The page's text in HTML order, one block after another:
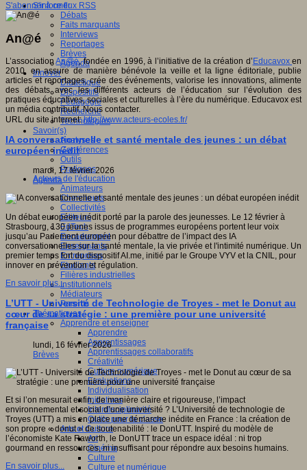
S'informer
Débats
Faits marquants
Interviews
Reportages
Brèves
Agenda
Innover
Didactique
Dispositifs
Pédagogie
Recherche
Technologies
Savoir(s)
Analyses
Conférences
Outils
Pratiques
Acteurs de l'éducation
Animateurs
Chercheurs
Collectivités
Editeurs
EdTech
Encadrement
Enseignants
Entreprises
Etudiants
Filières industrielles
Institutionnels
Médiateurs
Parents
Thématiques
Apprendre et enseigner
Apprendre
Apprentissages
Apprentissages collaboratifs
Créativité
Culture numérique
Evaluations
Individualisation
Initiatives
Interdisciplinarité
Outils pour la classe
Arts et Culture
Art
Cinéma
Culture
Culture et numérique
S'abonner à ce flux RSS
An@é
L’associationAn@é, fondée en 1996, à l’initiative de la création d’Educavoxen
2010, en assure de manière bénévole la veille et la ligne éditoriale, publie
articles et reportages, crée des événements, valorise les innovations, alimente
des débats avec les différents acteurs de l’éducation sur l’évolution des
pratiques éducatives, sociales et culturelles à l’ère du numérique. Educavox est
un média contributif. Nous contacter.
URL du site internet:http://www.acteurs-ecoles.fr/
IA conversationnelle et santé mentale des jeunes : un débat
européen inédit
mardi, 17 février 2026
Agenda
Un débat européen inédit porté par la parole des jeunesses. Le 12 février à
Strasbourg, 130 jeunes issus de programmes européens portent leur voix
jusqu’au Parlement européen pour débattre de l’impact des IA
conversationnelles sur la santé mentale, la vie privée et l'intimité numérique. Un
premier temps fort du dispositif AI.me, initié par le Groupe VYV et la CNIL, pour
innover en prévention et régulation.
En savoir plus...
L’UTT - Université de Technologie de Troyes - met le Donut au
cœur de sa stratégie : une première pour une université
française
lundi, 16 février 2026
Brèves
Et si l’on mesurait enfin, de manière claire et rigoureuse, l’impact
environnemental et social d’une université ? L’Université de technologie de
Troyes (UTT) a mis en place une démarche inédite en France : la création de
son propre « donut » de soutenabilité : le DonUTT. Inspiré du modèle de
l’économiste Kate Raworth, le DonUTT trace un espace idéal : ni trop
gourmand en ressources, ni insuffisant pour répondre aux besoins humains.
En savoir plus...